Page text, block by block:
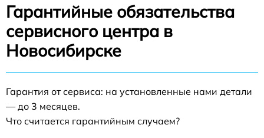
Гарантийные обязательства
сервисного центра в
Новосибирске
Гарантия от сервиса: на установленные нами детали
— до 3 месяцев.
Что считается гарантийным случаем?